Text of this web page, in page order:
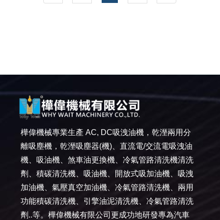
樺偉機械專業生產 AC, DC吸洩油機，乾溼兩用分
離吸塵機，乾溼吸塵器(機)、直流電/交流電吸洩油
機、吸油機、煞車油更換機、冷氣管路清洗機清洗
劑、積碳清洗機、吸油機、開放式吸加油機、吸洩
加油機、氣壓真空加油機、冷氣管路清洗機、兩用
功能積碳清洗機、引擎油泥清洗機、冷氣管路清洗
劑..等。樺偉機械有限公司更成功地研發專為汽車